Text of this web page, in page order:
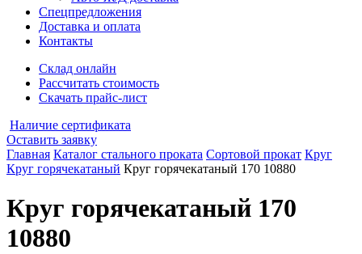
Спецпредложения
Доставка и оплата
Контакты
Склад онлайн
Рассчитать стоимость
Скачать прайс-лист
Наличие сертификата
Оставить заявку
Главная Каталог стального проката Сортовой прокат Круг
Круг горячекатаный Круг горячекатаный 170 10880
Круг горячекатаный 170
10880